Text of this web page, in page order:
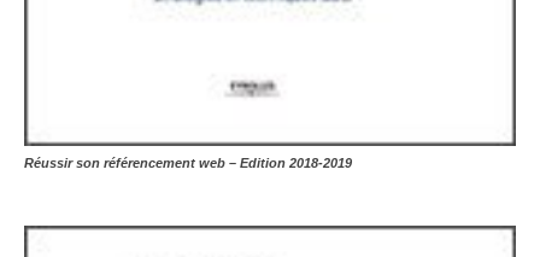
Réussir son référencement web – Edition 2018-2019